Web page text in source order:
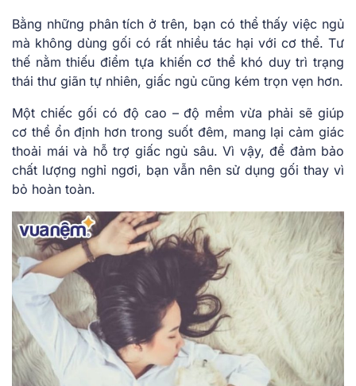
Bằng những phân tích ở trên, bạn có thể thấy việc ngủ
mà không dùng gối có rất nhiều tác hại với cơ thể. Tư
thế nằm thiếu điểm tựa khiến cơ thể khó duy trì trạng
thái thư giãn tự nhiên, giấc ngủ cũng kém trọn vẹn hơn.
Một chiếc gối có độ cao – độ mềm vừa phải sẽ giúp
cơ thể ổn định hơn trong suốt đêm, mang lại cảm giác
thoải mái và hỗ trợ giấc ngủ sâu. Vì vậy, để đảm bảo
chất lượng nghỉ ngơi, bạn vẫn nên sử dụng gối thay vì
bỏ hoàn toàn.